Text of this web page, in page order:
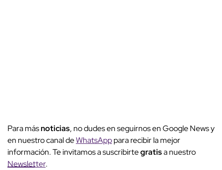
Para másnoticias, no dudes en seguirnos en Google News y
en nuestro canal deWhatsApppara recibir la mejor
información. Te invitamos a suscribirtegratisa nuestro
Newsletter.